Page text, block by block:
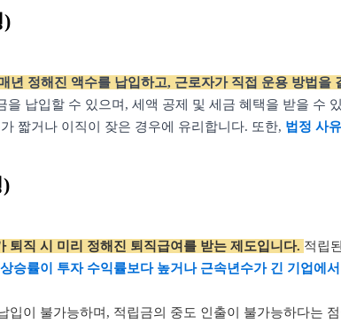
)
년 정해진 액수를 납입하고, 근로자가 직접 운용 방법을
을 납입할 수 있으며, 세액 공제 및 세금 혜택을 받을 수
짧거나 이직이 잦은 경우에 유리합니다. 또한, 법정 사
퇴직 시 미리 정해진 퇴직급여를 받는 제도입니다. 적립
승률이 투자 수익률보다 높거나 근속년수가 긴 기업에서
입이 불가능하며, 적립금의 중도 인출이 불가능하다는